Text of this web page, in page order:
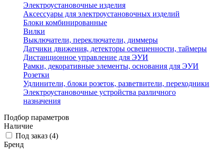
Электроустановочные изделия
Аксессуары для электроустановочных изделий
Блоки комбинированные
Вилки
Выключатели, переключатели, диммеры
Датчики движения, детекторы освещенности, таймеры
Дистанционное управление для ЭУИ
Рамки, декоративные элементы, основания для ЭУИ
Розетки
Удлинители, блоки розеток, разветвители, переходники
Электроустановочные устройства различного
назначения
Подбор параметров
Наличие
Под заказ (4)
Бренд